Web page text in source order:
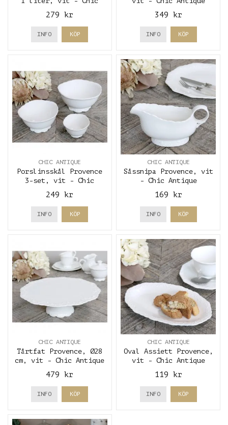
279 kr
INFO KÖP
349 kr
INFO KÖP
CHIC ANTIQUE
Porslinsskål Provence
3-set, vit - Chic
249 kr
INFO KÖP
CHIC ANTIQUE
Såssnipa Provence, vit
- Chic Antique
169 kr
INFO KÖP
CHIC ANTIQUE
Tårtfat Provence, Ø28
cm, vit - Chic Antique
479 kr
INFO KÖP
CHIC ANTIQUE
Oval Assiett Provence,
vit - Chic Antique
119 kr
INFO KÖP